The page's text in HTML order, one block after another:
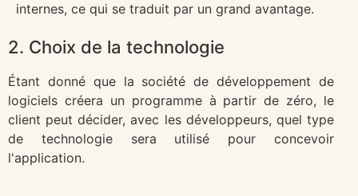
internes, ce qui se traduit par un grand avantage.
2. Choix de la technologie
Étant donné que la société de développement de
logiciels créera un programme à partir de zéro, le
client peut décider, avec les développeurs, quel type
de technologie sera utilisé pour concevoir
l'application.